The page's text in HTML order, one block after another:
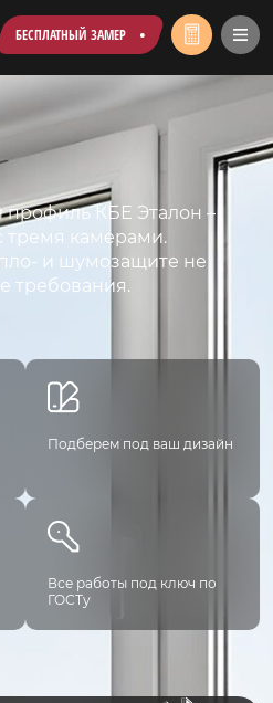
БЕСПЛАТНЫЙ ЗАМЕР
КБЕ Эталон –
камерами.
и шумозащите не
требования.
Подберем под ваш дизайн
Все работы под ключ по
ГОСТу